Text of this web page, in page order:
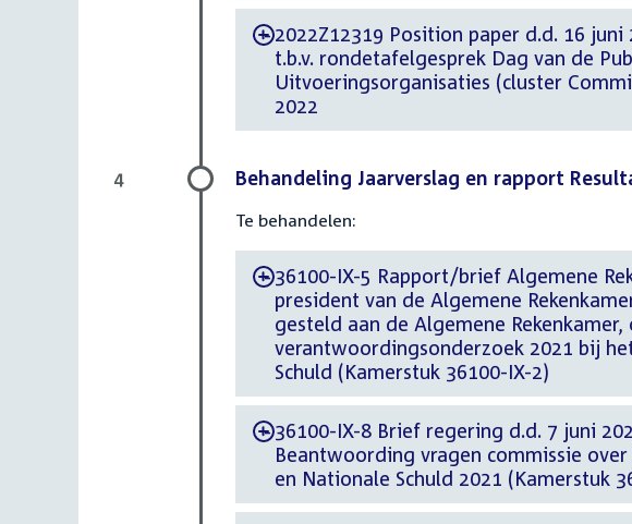
-2022Z12319 Position paper d.d. 16 juni 2022 - , Position paper
t.b.v. rondetafelgesprek Dag van de
Uitvoeringsorganisaties (cluster
2022
Behandeling Jaarverslag en rapport
Te behandelen:
-36100-IX-5 Rapport/brief Algemene
president van de Algemene
gesteld aan de Algemene
verantwoordingsonderzoek 2021 bij
Schuld (Kamerstuk 36100-IX-2)
-36100-IX-8 Brief regering d.d. 7 juni
Beantwoording vragen commissie
en Nationale Schuld 2021 (Kamerstuk
4